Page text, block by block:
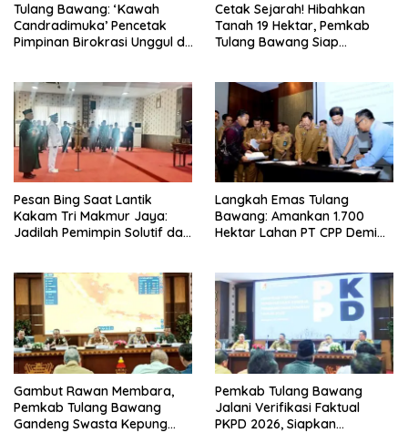
Tulang Bawang: ‘Kawah
Candradimuka’ Pencetak
Pimpinan Birokrasi Unggul di
Cetak Sejarah! Hibahkan
Tanah 19 Hektar, Pemkab
Tulang Bawang Siap
Lampung
Pesan Bing Saat Lantik
Kakam Tri Makmur Jaya:
Jadilah Pemimpin Solutif dan
Langkah Emas Tulang
Bawang: Amankan 1.700
Hektar Lahan PT CPP Demi
Gambut Rawan Membara,
Pemkab Tulang Bawang
Gandeng Swasta Kepung
Pemkab Tulang Bawang
Jalani Verifikasi Faktual
PKPD 2026, Siapkan